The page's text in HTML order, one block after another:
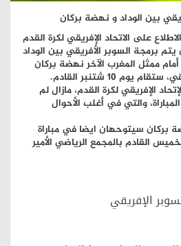
بين الوداد و نهضة بركان
على الاتحاد الإفريقي لكرة القدم
برمجة السوبر الأفريقي بين الوداد
أمام ممثل المغرب الآخر نهضة بركان
10 شتنبر القادم.
الإفريقي لكرة القدم، مازال لم
والتي في أغلب الأحوال
بركان سيتوحهان ايضا في مباراة
القادم بالمجمع الرياضي الأمير
الإفريقي